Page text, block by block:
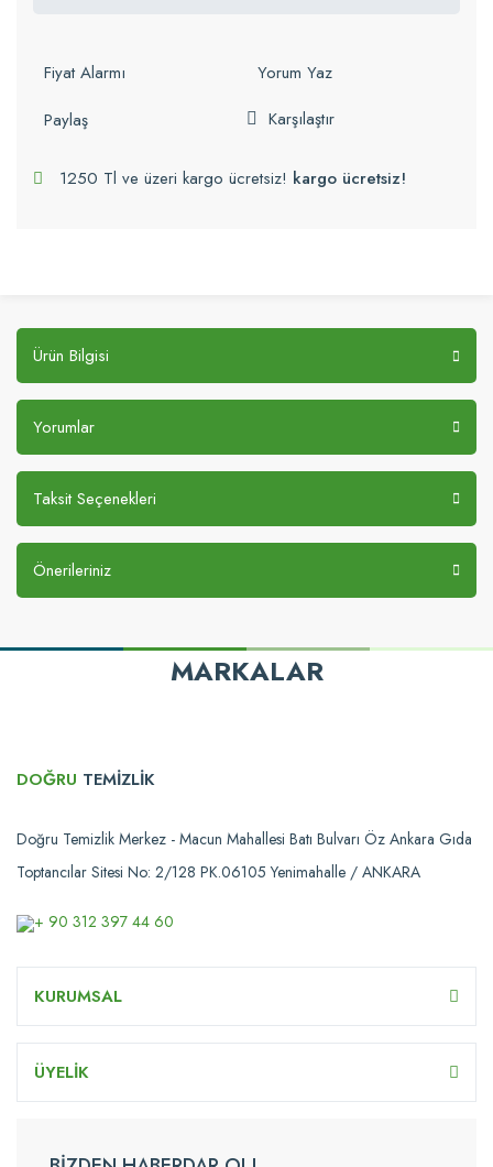
Fiyat Alarmı
Yorum Yaz
Paylaş
Karşılaştır
1250 Tl ve üzeri kargo ücretsiz! kargo ücretsiz!
Ürün Bilgisi
Yorumlar
Taksit Seçenekleri
Önerileriniz
MARKALAR
DOĞRU TEMİZLİK
Doğru Temizlik Merkez - Macun Mahallesi Batı Bulvarı Öz Ankara Gıda
Toptancılar Sitesi No: 2/128 PK.06105 Yenimahalle / ANKARA
+ 90 312 397 44 60
KURUMSAL
ÜYELİK